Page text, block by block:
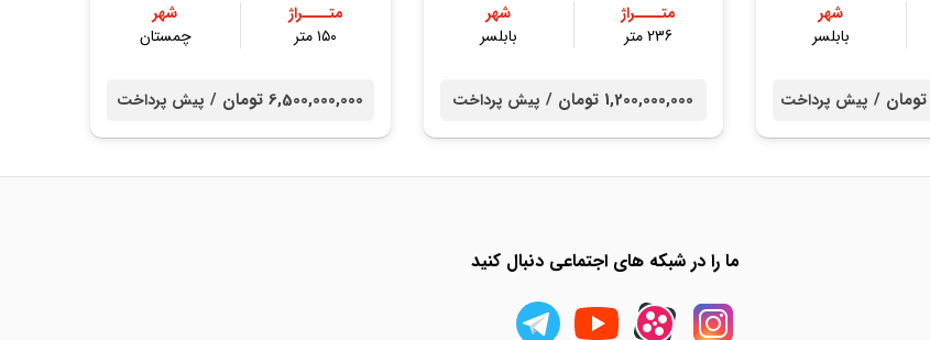
شهر
بابلسر
پیش پرداخت
متــــراژ
236 متر
شهر
بابلسر
1,200,000,000 تومان / پیش پرداخت
متــــراژ
۱۵۰ متر
شهر
چمستان
6,500,000,000 تومان / پیش پرداخت
ما را در شبکه های اجتماعی دنبال کنید